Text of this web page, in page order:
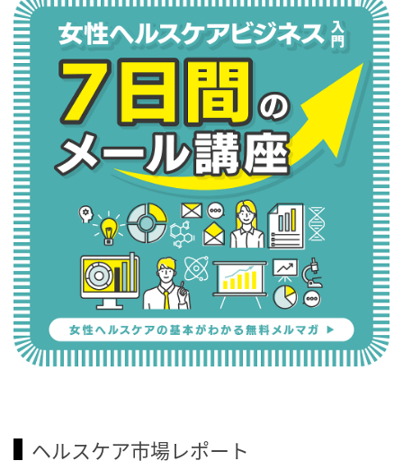
ヘルスケア市場レポート